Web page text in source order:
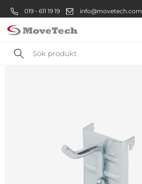
019 - 611 19 19 info@movetech.com
Sök
produkt
Företag
Privatperson